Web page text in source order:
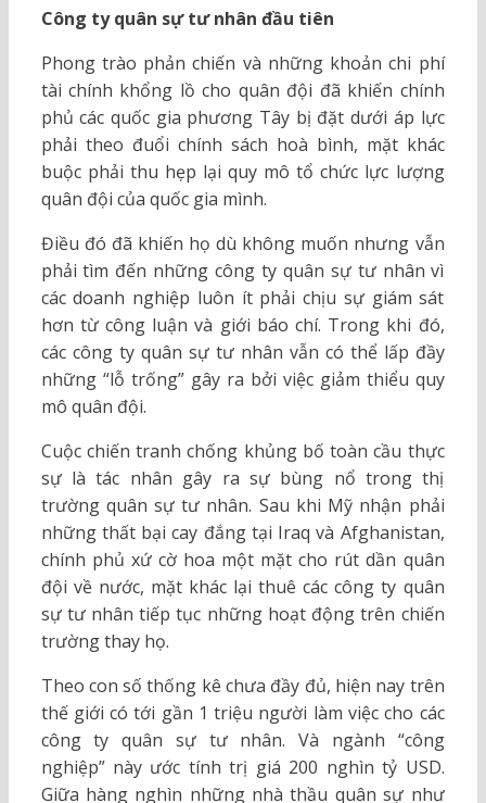
Công ty quân sự tư nhân đầu tiên
Phong trào phản chiến và những khoản chi phí
tài chính khổng lồ cho quân đội đã khiến chính
phủ các quốc gia phương Tây bị đặt dưới áp lực
phải theo đuổi chính sách hoà bình, mặt khác
buộc phải thu hẹp lại quy mô tổ chức lực lượng
quân đội của quốc gia mình.
Điều đó đã khiến họ dù không muốn nhưng vẫn
phải tìm đến những công ty quân sự tư nhân vì
các doanh nghiệp luôn ít phải chịu sự giám sát
hơn từ công luận và giới báo chí. Trong khi đó,
các công ty quân sự tư nhân vẫn có thể lấp đầy
những “lỗ trống” gây ra bởi việc giảm thiểu quy
mô quân đội.
Cuộc chiến tranh chống khủng bố toàn cầu thực
sự là tác nhân gây ra sự bùng nổ trong thị
trường quân sự tư nhân. Sau khi Mỹ nhận phải
những thất bại cay đắng tại Iraq và Afghanistan,
chính phủ xứ cờ hoa một mặt cho rút dần quân
đội về nước, mặt khác lại thuê các công ty quân
sự tư nhân tiếp tục những hoạt động trên chiến
trường thay họ.
Theo con số thống kê chưa đầy đủ, hiện nay trên
thế giới có tới gần 1 triệu người làm việc cho các
công ty quân sự tư nhân. Và ngành “công
nghiệp” này ước tính trị giá 200 nghìn tỷ USD.
Giữa hàng nghìn những nhà thầu quân sự như